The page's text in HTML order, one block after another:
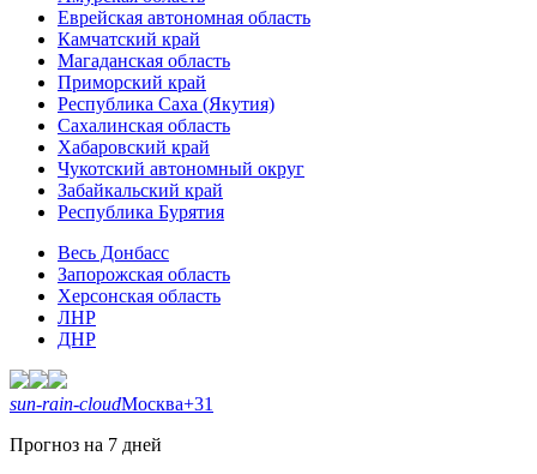
Еврейская автономная область
Камчатский край
Магаданская область
Приморский край
Республика Саха (Якутия)
Сахалинская область
Хабаровский край
Чукотский автономный округ
Забайкальский край
Республика Бурятия
Весь Донбасс
Запорожская область
Херсонская область
ЛНР
ДНР
sun-rain-cloudМосква+31
Прогноз на 7 дней